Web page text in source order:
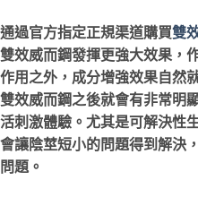
通過官方指定正規渠道購買雙
雙效威而鋼發揮更強大效果，
作用之外，成分增強效果自然
雙效威而鋼之後就會有非常明
活刺激體驗。尤其是可解決性
會讓陰莖短小的問題得到解決
問題。